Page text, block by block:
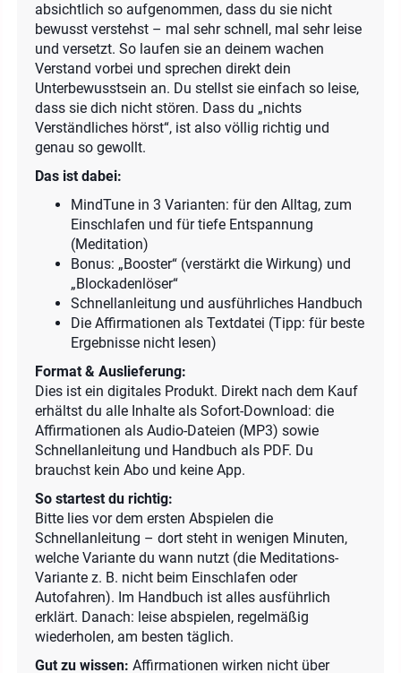
absichtlich so aufgenommen, dass du sie nicht
bewusst verstehst – mal sehr schnell, mal sehr leise
und versetzt. So laufen sie an deinem wachen
Verstand vorbei und sprechen direkt dein
Unterbewusstsein an. Du stellst sie einfach so leise,
dass sie dich nicht stören. Dass du „nichts
Verständliches hörst“, ist also völlig richtig und
genau so gewollt.
Das ist dabei:
MindTune in 3 Varianten: für den Alltag, zum
Einschlafen und für tiefe Entspannung
(Meditation)
Bonus: „Booster“ (verstärkt die Wirkung) und
„Blockadenlöser“
Schnellanleitung und ausführliches Handbuch
Die Affirmationen als Textdatei (Tipp: für beste
Ergebnisse nicht lesen)
Format & Auslieferung:
Dies ist ein digitales Produkt. Direkt nach dem Kauf
erhältst du alle Inhalte als Sofort-Download: die
Affirmationen als Audio-Dateien (MP3) sowie
Schnellanleitung und Handbuch als PDF. Du
brauchst kein Abo und keine App.
So startest du richtig:
Bitte lies vor dem ersten Abspielen die
Schnellanleitung – dort steht in wenigen Minuten,
welche Variante du wann nutzt (die Meditations-
Variante z. B. nicht beim Einschlafen oder
Autofahren). Im Handbuch ist alles ausführlich
erklärt. Danach: leise abspielen, regelmäßig
wiederholen, am besten täglich.
Gut zu wissen: Affirmationen wirken nicht über